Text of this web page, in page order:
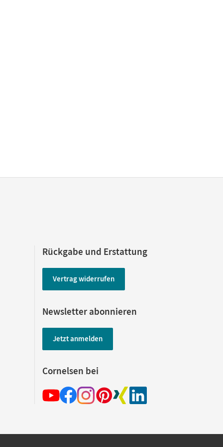
Rückgabe und Erstattung
Vertrag widerrufen
Newsletter abonnieren
Jetzt anmelden
Cornelsen bei